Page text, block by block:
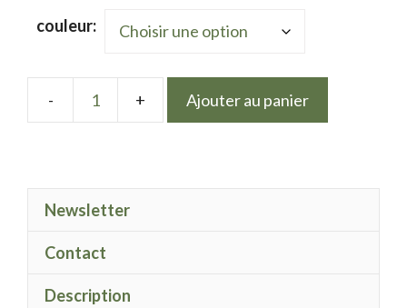
couleur:
quantité
d’Or,
Ajouter au panier
Newsletter
Contact
Description